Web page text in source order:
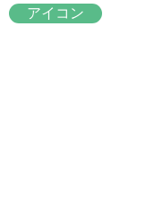
アイコン